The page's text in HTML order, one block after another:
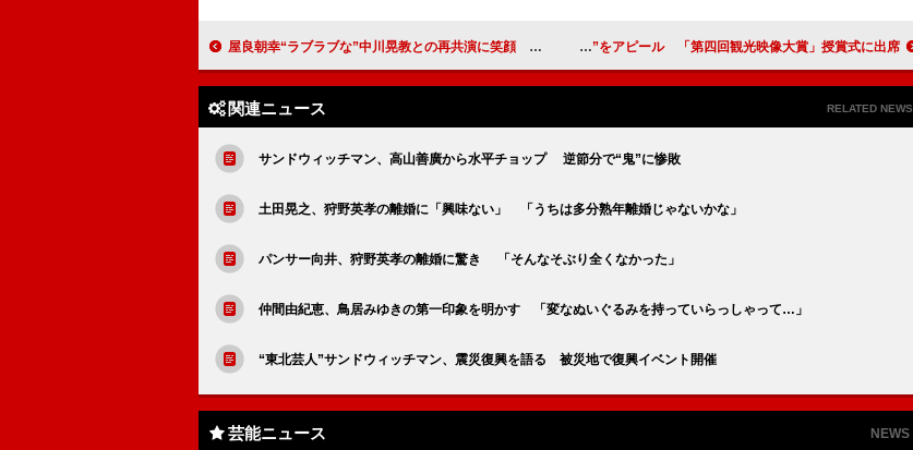
屋良朝幸“ラブラブな”中川晃教との再共演に笑顔 「ＳＯＮＧ ＷＲＩＴＥＲＳ」制作発表 本上まなみ“もうひとつの京都”をアピール 「第四回観光映像大賞」授賞式に出席
関連ニュース RELATED NEWS
サンドウィッチマン、高山善廣から水平チョップ 逆節分で“鬼”に惨敗
土田晃之、狩野英孝の離婚に「興味ない」 「うちは多分熟年離婚じゃないかな」
パンサー向井、狩野英孝の離婚に驚き 「そんなそぶり全くなかった」
仲間由紀恵、鳥居みゆきの第一印象を明かす 「変なぬいぐるみを持っていらっしゃって…」
“東北芸人”サンドウィッチマン、震災復興を語る 被災地で復興イベント開催
芸能ニュース NEWS